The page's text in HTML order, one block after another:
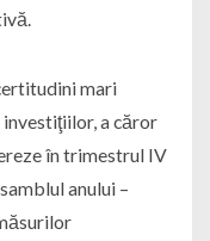
mari
a căror
în trimestrul IV
anului –